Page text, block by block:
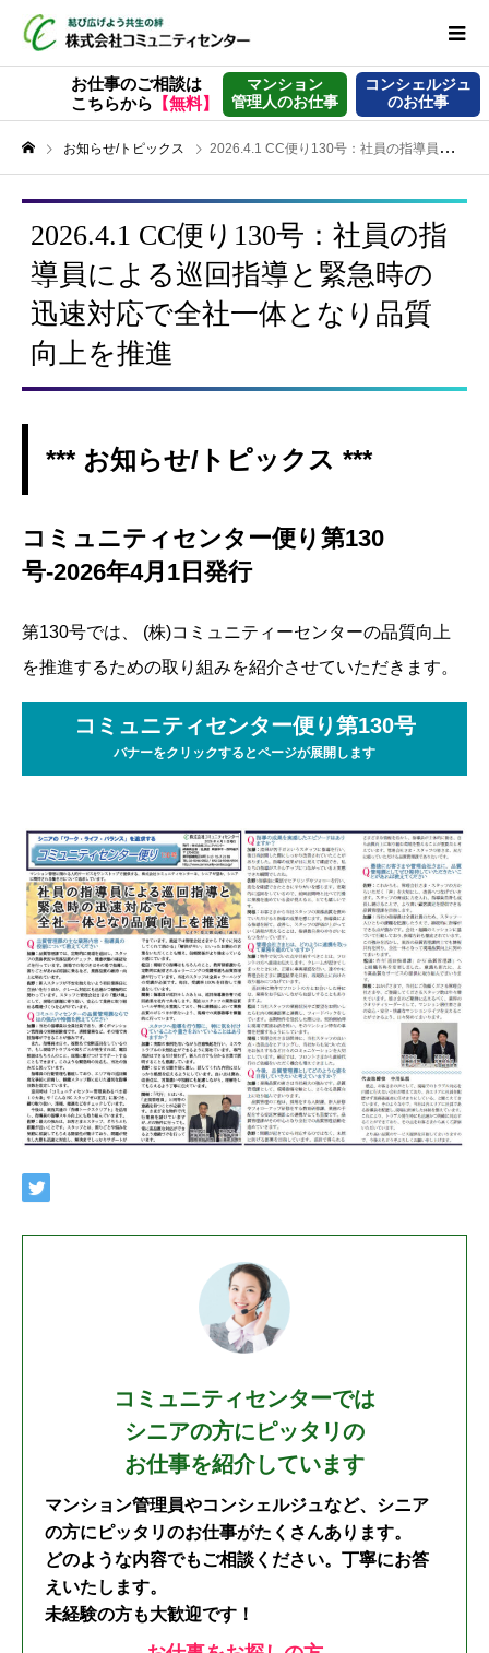
お仕事のご相談は
こちらから 【無料】
マンション
管理人のお仕事
コンシェルジュ
のお仕事
お知らせ/トピックス 2026.4.1 CC便り130号：社員の指導員による巡回指導と緊急時の迅速対応で全社一体となり品質向上を推進
2026.4.1 CC便り130号：社員の指
導員による巡回指導と緊急時の
迅速対応で全社一体となり品質
向上を推進
*** お知らせ/トピックス ***
コミュニティセンター便り第130
号-2026年4月1日発行
第130号では、 (株)コミュニティーセンターの品質向上
を推進するための取り組みを紹介させていただきます。
コミュニティセンター便り第130号
バナーをクリックするとページが展開します
コミュニティセンターでは
シニアの方にピッタリの
お仕事を紹介しています
マンション管理員やコンシェルジュなど、シニア
の方にピッタリのお仕事がたくさんあります。
どのような内容でもご相談ください。丁寧にお答
えいたします。
未経験の方も大歓迎です！